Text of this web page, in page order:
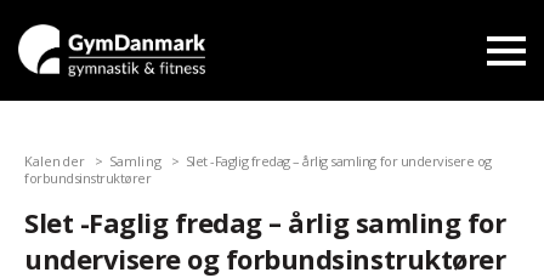
Kalender Samling
Slet -Faglig fredag – årlig samling for undervisere og
forbundsinstruktører
Slet -Faglig fredag – årlig samling for
undervisere og forbundsinstruktører